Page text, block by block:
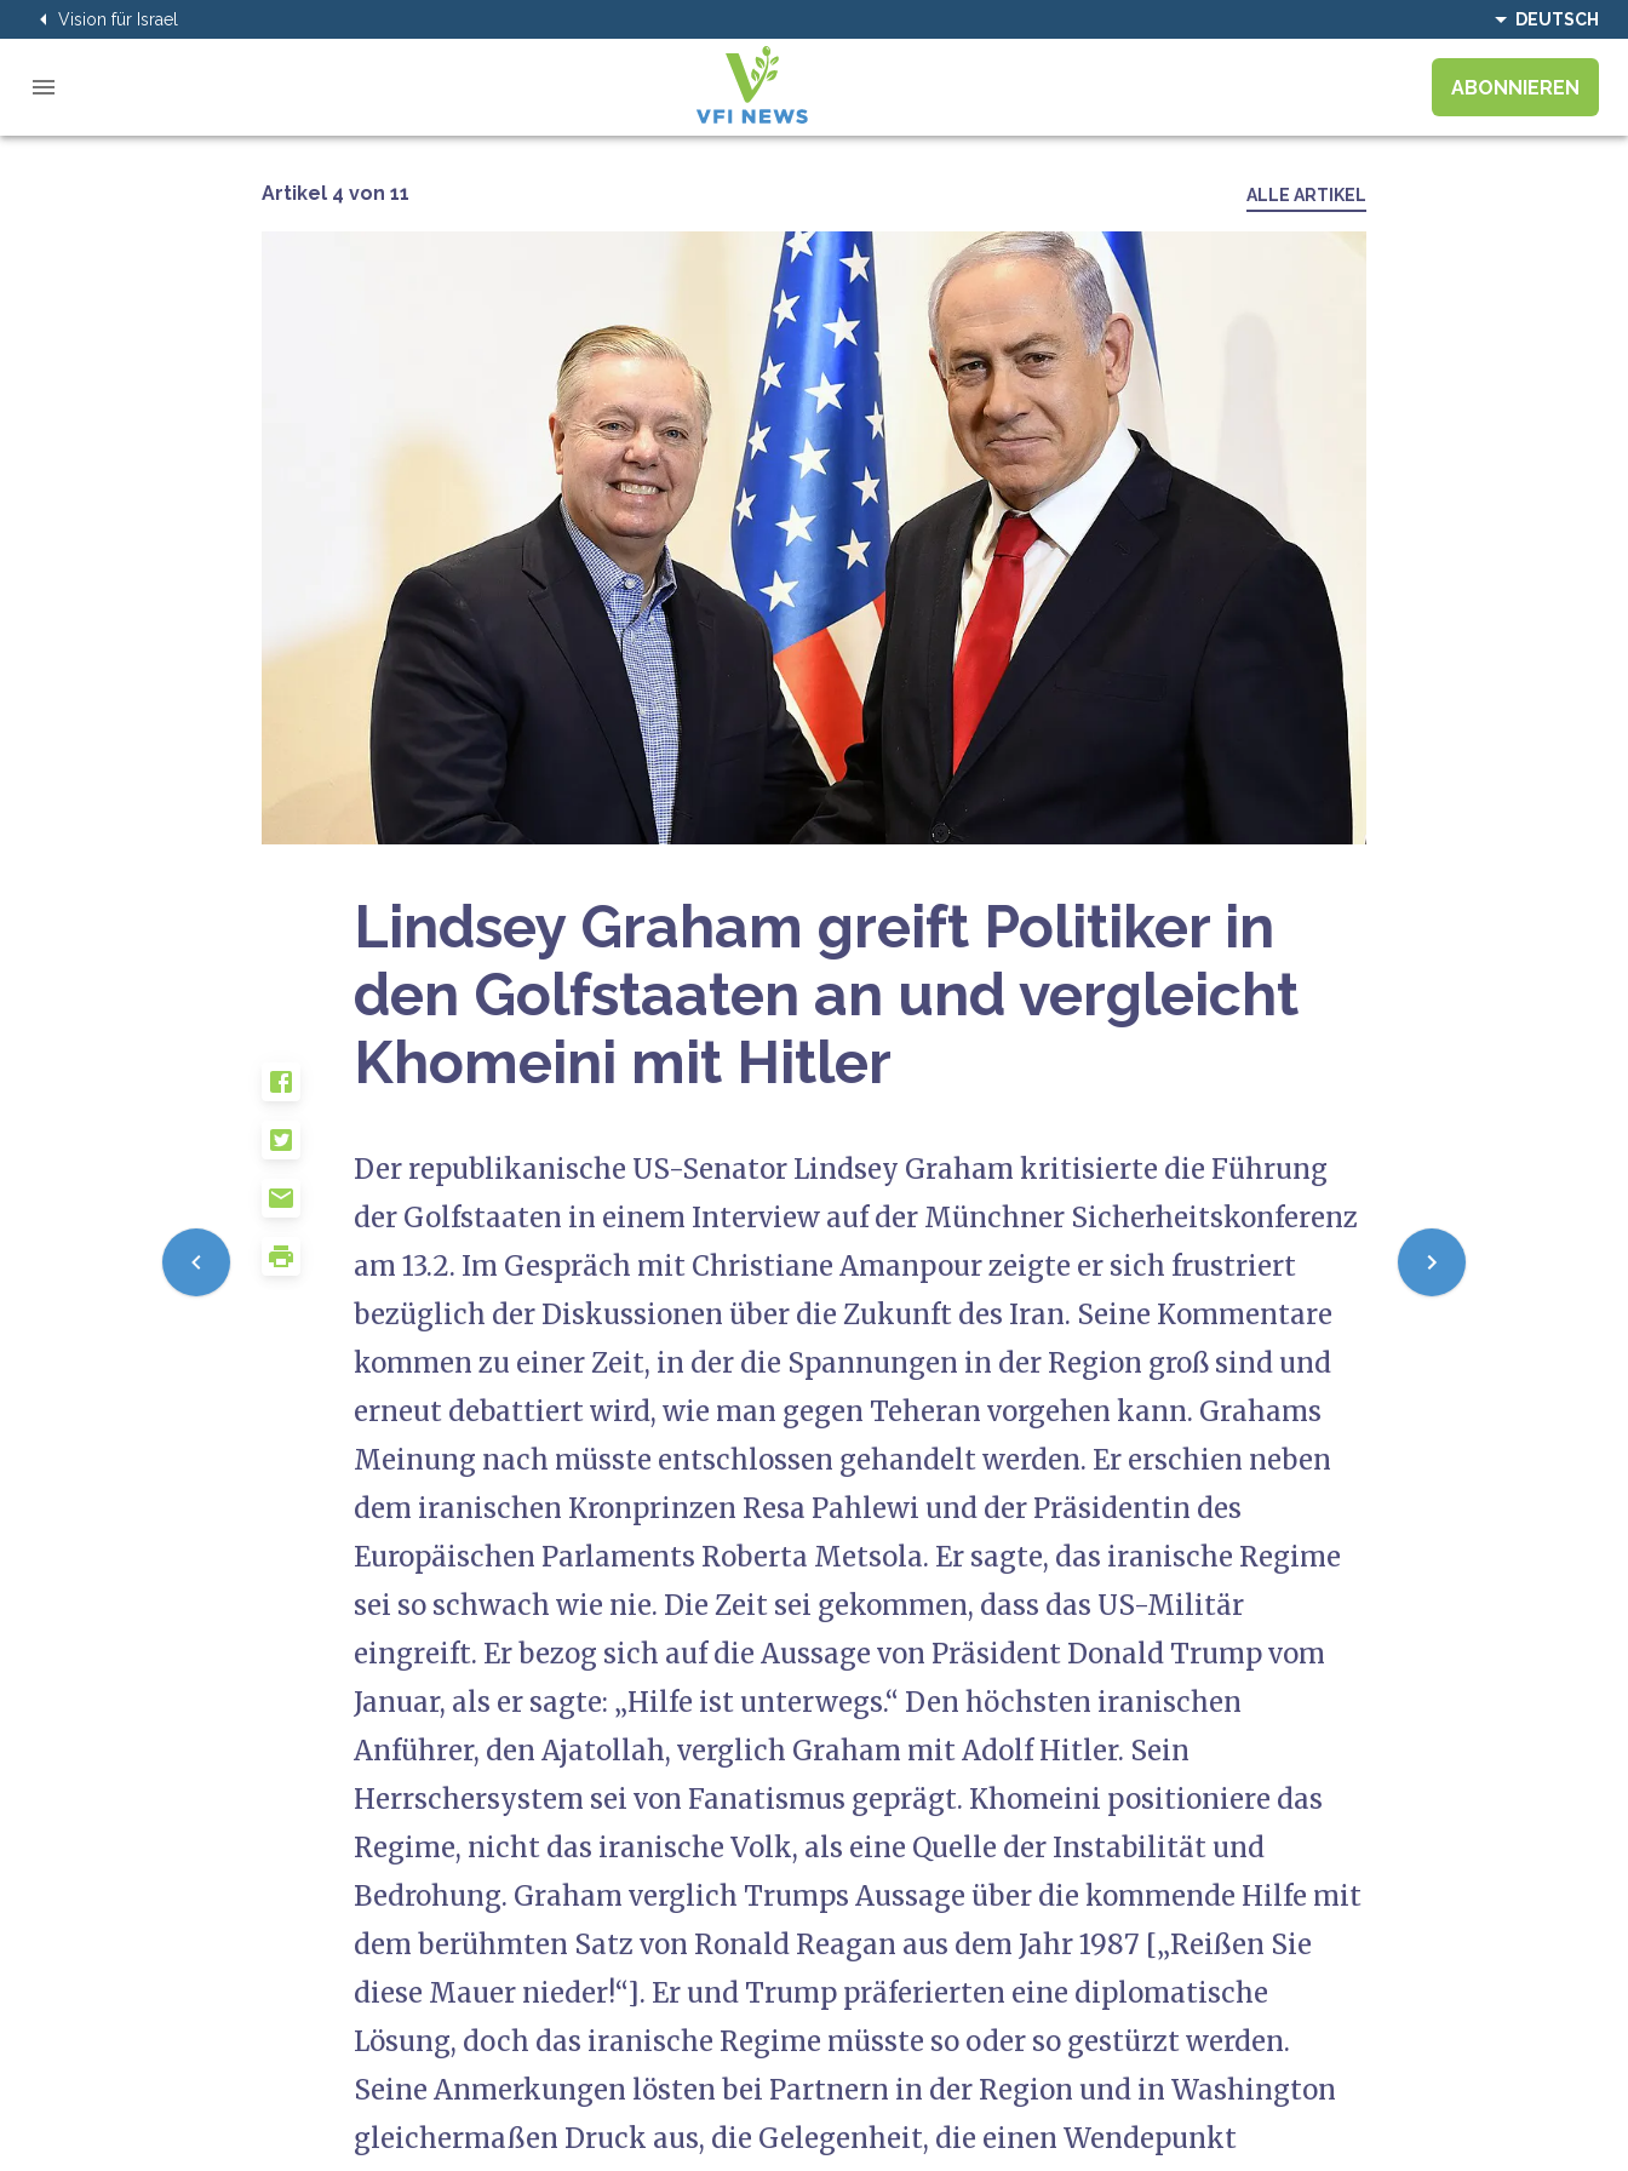
Vision für Israel DEUTSCH
ABONNIEREN
Artikel 4 von 11 ALLE ARTIKEL
Lindsey Graham greift Politiker in
den Golfstaaten an und vergleicht
Khomeini mit Hitler
Der republikanische US-Senator Lindsey Graham kritisierte die Führung
der Golfstaaten in einem Interview auf der Münchner Sicherheitskonferenz
am 13.2. Im Gespräch mit Christiane Amanpour zeigte er sich frustriert
bezüglich der Diskussionen über die Zukunft des Iran. Seine Kommentare
kommen zu einer Zeit, in der die Spannungen in der Region groß sind und
erneut debattiert wird, wie man gegen Teheran vorgehen kann. Grahams
Meinung nach müsste entschlossen gehandelt werden. Er erschien neben
dem iranischen Kronprinzen Resa Pahlewi und der Präsidentin des
Europäischen Parlaments Roberta Metsola. Er sagte, das iranische Regime
sei so schwach wie nie. Die Zeit sei gekommen, dass das US-Militär
eingreift. Er bezog sich auf die Aussage von Präsident Donald Trump vom
Januar, als er sagte: „Hilfe ist unterwegs.“ Den höchsten iranischen
Anführer, den Ajatollah, verglich Graham mit Adolf Hitler. Sein
Herrschersystem sei von Fanatismus geprägt. Khomeini positioniere das
Regime, nicht das iranische Volk, als eine Quelle der Instabilität und
Bedrohung. Graham verglich Trumps Aussage über die kommende Hilfe mit
dem berühmten Satz von Ronald Reagan aus dem Jahr 1987 [„Reißen Sie
diese Mauer nieder!“]. Er und Trump präferierten eine diplomatische
Lösung, doch das iranische Regime müsste so oder so gestürzt werden.
Seine Anmerkungen lösten bei Partnern in der Region und in Washington
gleichermaßen Druck aus, die Gelegenheit, die einen Wendepunkt